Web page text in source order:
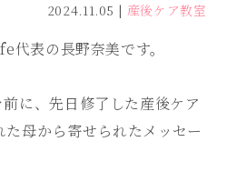
2024.11.05 産後ケア教室
表の長野奈美です。
前に、先日修了した産後ケア
母から寄せられたメッセー